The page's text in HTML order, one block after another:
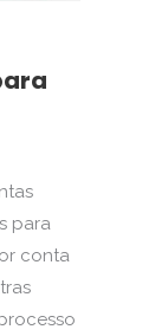
para
conta